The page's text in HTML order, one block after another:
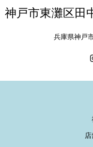
神戸市東灘区田
兵庫県神戸